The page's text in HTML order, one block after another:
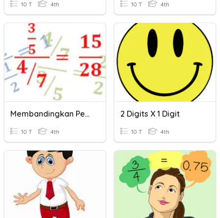
10 T 4th 10 T 4th
Membandingkan Pecahan
10 T 4th
2 Digits X 1 Digit
10 T 4th